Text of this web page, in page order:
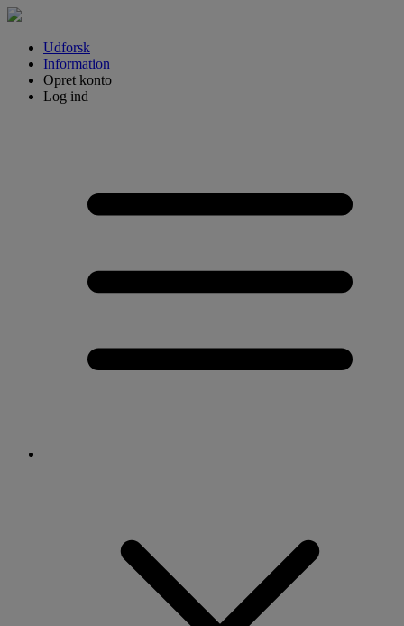
Udforsk
Information
Opret konto
Log ind